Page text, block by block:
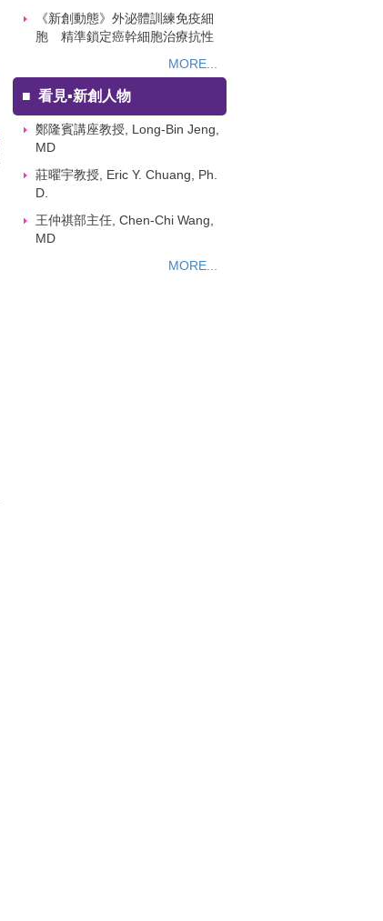
《新創動態》外泌體訓練免疫細
胞 精準鎖定癌幹細胞治療抗性
MORE...
■ 看見▪新創人物
鄭隆賓講座教授, Long-Bin Jeng,
MD
莊曜宇教授, Eric Y. Chuang, Ph.
D.
王仲祺部主任, Chen-Chi Wang,
MD
MORE...